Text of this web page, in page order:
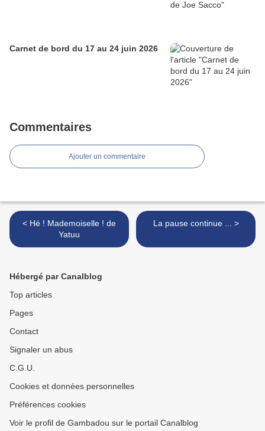
Carnet de bord du 17 au 24 juin 2026
Commentaires
Ajouter un commentaire
< Hé ! Mademoiselle ! de
Yatuu
La pause continue ... >
Hébergé par Canalblog
Top articles
Pages
Contact
Signaler un abus
C.G.U.
Cookies et données personnelles
Préférences cookies
Voir le profil de Gambadou sur le portail Canalblog